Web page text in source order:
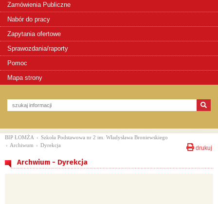
Zamówienia Publiczne
Nabór do pracy
Zapytania ofertowe
Sprawozdania/raporty
Pomoc
Mapa strony
drukuj
BIP ŁOMŻA › Szkoła Podstawowa nr 2 im. Władysława Broniewskiego
› Archiwum › Dyrekcja
Archwium - Dyrekcja